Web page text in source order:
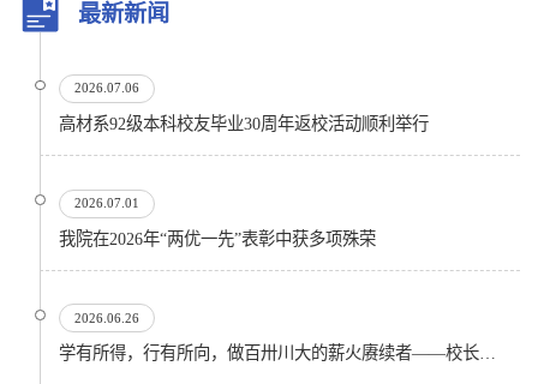
最新新闻
2026.07.06
高材系92级本科校友毕业30周年返校活动顺利举行
2026.07.01
我院在2026年“两优一先”表彰中获多项殊荣
2026.06.26
学有所得，行有所向，做百卅川大的薪火赓续者——校长汪劲松在四川大学2026届学生毕业典礼上的...